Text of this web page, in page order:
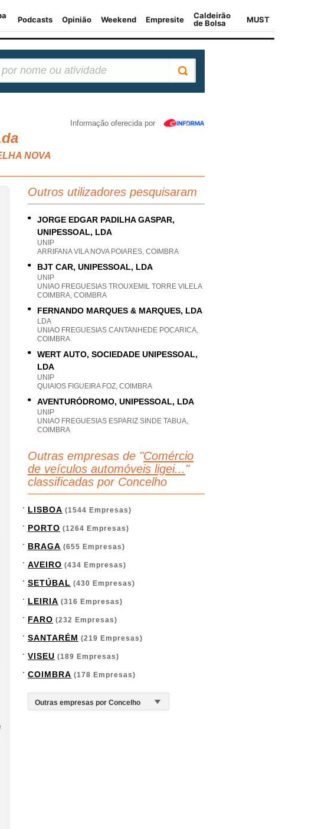
Informação oferecida por
NOVA
Outros utilizadores pesquisaram
JORGE EDGAR PADILHA GASPAR,
UNIPESSOAL, LDA
UNIP
ARRIFANA VILA NOVA POIARES, COIMBRA
BJT CAR, UNIPESSOAL, LDA
UNIP
UNIAO FREGUESIAS TROUXEMIL TORRE VILELA
COIMBRA, COIMBRA
FERNANDO MARQUES & MARQUES, LDA
LDA
UNIAO FREGUESIAS CANTANHEDE POCARICA,
COIMBRA
WERT AUTO, SOCIEDADE UNIPESSOAL,
LDA
UNIP
QUIAIOS FIGUEIRA FOZ, COIMBRA
AVENTURÓDROMO, UNIPESSOAL, LDA
UNIP
UNIAO FREGUESIAS ESPARIZ SINDE TABUA,
COIMBRA
Outras empresas de "Comércio
de veículos automóveis ligei... "
classificadas por Concelho
LISBOA (1544 Empresas)
PORTO (1264 Empresas)
BRAGA (655 Empresas)
AVEIRO (434 Empresas)
SETÚBAL (430 Empresas)
LEIRIA (316 Empresas)
FARO (232 Empresas)
SANTARÉM (219 Empresas)
VISEU (189 Empresas)
COIMBRA (178 Empresas)